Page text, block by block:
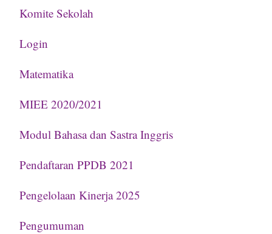
Komite Sekolah
Login
Matematika
MIEE 2020/2021
Modul Bahasa dan Sastra Inggris
Pendaftaran PPDB 2021
Pengelolaan Kinerja 2025
Pengumuman